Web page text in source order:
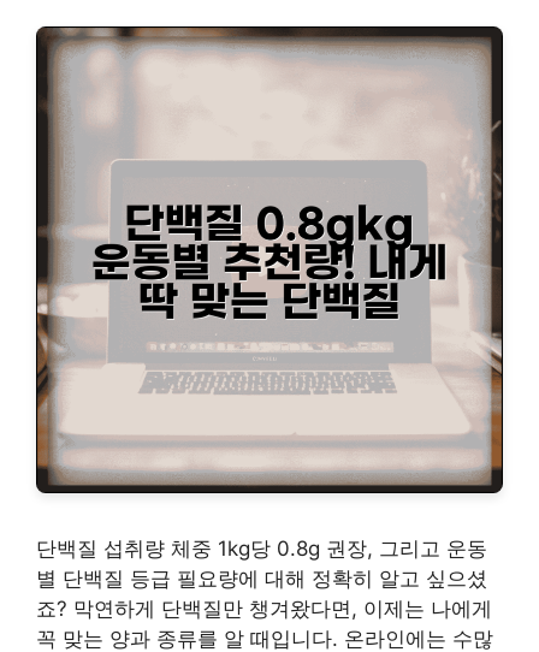
단백질 섭취량 체중 1kg당 0.8g 권장, 그리고 운동
별 단백질 등급 필요량에 대해 정확히 알고 싶으셨
죠? 막연하게 단백질만 챙겨왔다면, 이제는 나에게
꼭 맞는 양과 종류를 알 때입니다. 온라인에는 수많